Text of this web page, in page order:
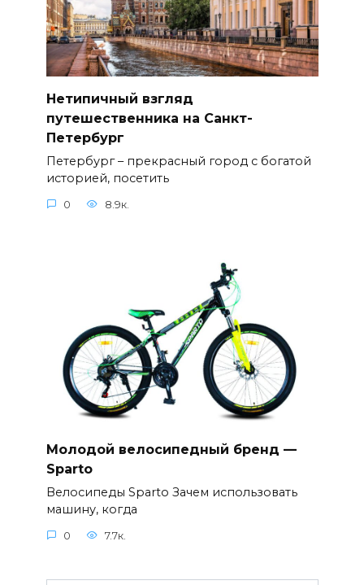
Нетипичный взгляд
путешественника на Санкт-
Петербург
Петербург – прекрасный город с богатой
историей, посетить
0 8.9к.
Молодой велосипедный бренд —
Sparto
Велосипеды Sparto Зачем использовать
машину, когда
0 7.7к.